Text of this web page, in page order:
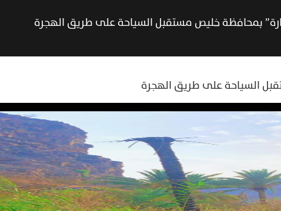
بمحافظة خليص مستقبل السياحة على طريق الهجرة
السياحة على طريق الهجرة